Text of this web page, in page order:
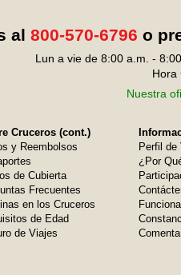
al 800-570-6796 o
Lun a vie de 8:00 a.m. -
Hora
Nuestra
Cruceros (cont.)
y Reembolsos
de Cubierta
Frecuentes
en los Cruceros
de Edad
de Viajes
Perfil de
¿Por